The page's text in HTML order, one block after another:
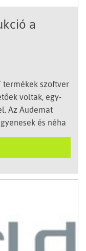
a
termékek szoftver
voltak, egy-
Az Audemat
és néha
megváltozik! A
mostantól csak
azonban a